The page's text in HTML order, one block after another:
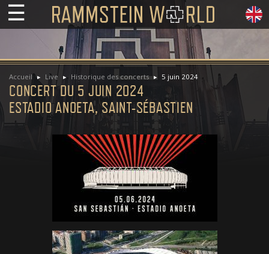
☰
Accueil Live Historique des concerts 5 juin 2024
CONCERT DU 5 JUIN 2024
ESTADIO ANOETA, SAINT-SÉBASTIEN